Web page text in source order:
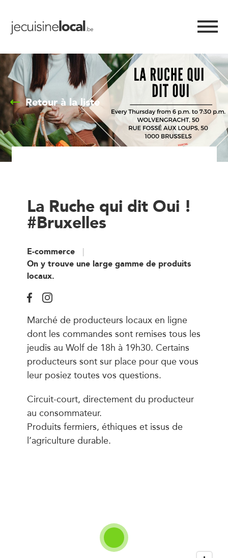
Retour à la liste
La Ruche qui dit Oui !
#Bruxelles
E-commerce
On y trouve une large gamme de produits
locaux.
Marché de producteurs locaux en ligne
dont les commandes sont remises tous les
jeudis au Wolf de 18h à 19h30. Certains
producteurs sont sur place pour que vous
leur posiez toutes vos questions.
Circuit-court, directement du producteur
au consommateur.
Produits fermiers, éthiques et issus de
l’agriculture durable.